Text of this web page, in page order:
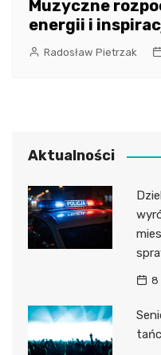
Muzyczne
energii i
Radosław Pietrzak
Aktualności
8